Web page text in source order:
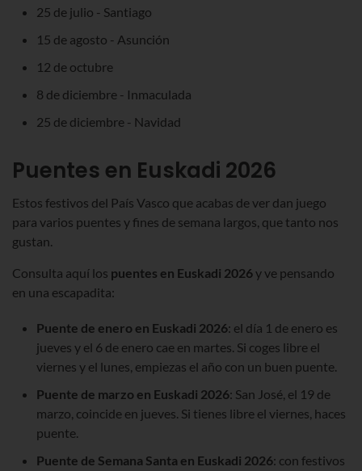
25 de julio - Santiago
15 de agosto - Asunción
12 de octubre
8 de diciembre - Inmaculada
25 de diciembre - Navidad
Puentes en Euskadi 2026
Estos festivos del País Vasco que acabas de ver dan juego
para varios puentes y fines de semana largos, que tanto nos
gustan.
Consulta aquí los puentes en Euskadi 2026y ve pensando
en una escapadita:
Puente de enero en Euskadi 2026: el día 1 de enero es
jueves y el 6 de enero cae en martes. Si coges libre el
viernes y el lunes, empiezas el año con un buen puente.
Puente de marzo en Euskadi 2026: San José, el 19 de
marzo, coincide en jueves. Si tienes libre el viernes, haces
puente.
Puente de Semana Santa en Euskadi 2026: con festivos